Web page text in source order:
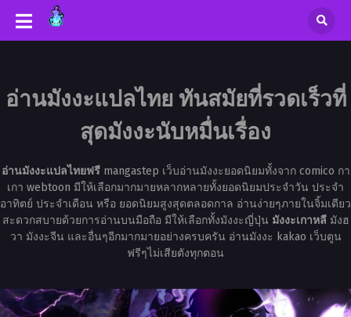
อ่านมังงะแปลไทย ทันสมัยที่รวดเร็วที่
สุดมังงะนับหมื่นเรื่อง
อ่านมังงะแปลไทยฟรีmangastep เว็บอ่านมังงะยอดนิยมทั้งจาก comico กา
เกา webtoon มีให้เลือกมากมายหลากหลายทั้งยอดนิยมประจำวัน ประจำ
อาทิตย์ ประจำเดือน หรือ ยอดนิยมสูงสุดตลอดกาล อ่านง่ายๆภายในจิ้มเดียว
สะดวกสบายด้วยการอ่านบนมือถือ มีให้เลือกทั้งมังงะญี่ปุ่น มังงะเกาหลีมังฮ
วา มังงะจีน และอื่นๆอีกมากมายอย่างครบครัน อ่านมังงะ kakao เว็บตูน
ฟรีๆไม่เสียตังทุกตอน